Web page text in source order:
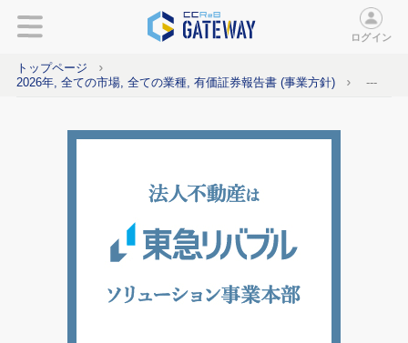
ログイン
トップページ
2026年, 全ての市場, 全ての業種, 有価証券報告書 (事業方針)
---